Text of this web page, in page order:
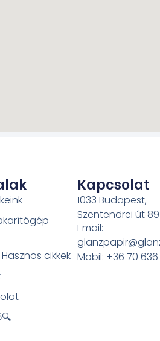
cikkek
Kapcsolat
1033 Budapest,
Szentendrei út
Email:
Mobil: +36 70